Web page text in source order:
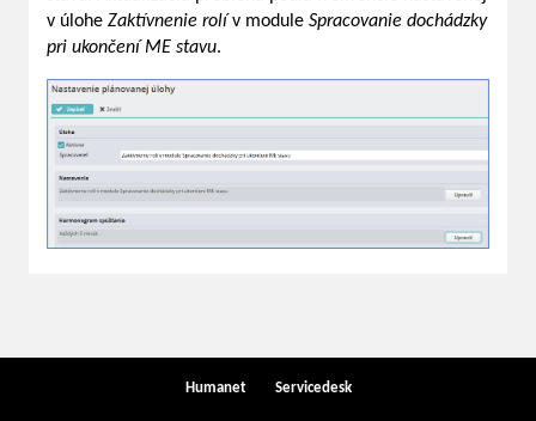
v úlohe Zaktívnenie rolív module Spracovanie dochádzky
pri ukončení ME stavu.
Humanet Servicedesk